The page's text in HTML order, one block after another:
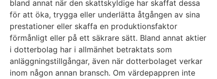
bland annat när den skattskyldige har skaffat dessa
för att öka, trygga eller underlätta åtgången av sina
prestationer eller skaffa en produktionsfaktor
förmånligt eller på ett säkrare sätt. Bland annat aktier
i dotterbolag har i allmänhet betraktats som
anläggningstillgångar, även när dotterbolaget verkar
inom någon annan bransch. Om värdepappren inte